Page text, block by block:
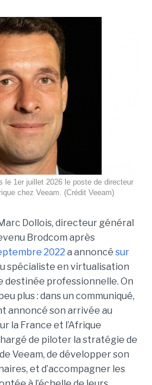
le 1er juillet 2026 le poste de directeur
chez Veeam. (Crédit Veeam)
Dollois, directeur général
Brodcom après
2022 a annoncé sur
spécialiste en virtualisation
destinée professionnelle. On
plus : dans un communiqué,
annoncé son arrivée au
la France et l’Afrique
de piloter la stratégie de
Veeam, de développer son
et d’accompagner les